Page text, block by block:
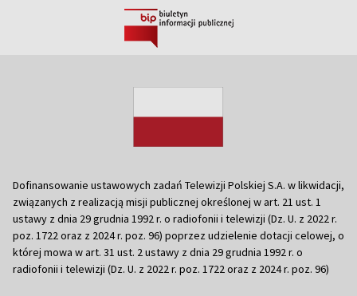
Dofinansowanie ustawowych zadań Telewizji Polskiej S.A. w likwidacji,
związanych z realizacją misji publicznej określonej w art. 21 ust. 1
ustawy z dnia 29 grudnia 1992 r. o radiofonii i telewizji (Dz. U. z 2022 r.
poz. 1722 oraz z 2024 r. poz. 96) poprzez udzielenie dotacji celowej, o
której mowa w art. 31 ust. 2 ustawy z dnia 29 grudnia 1992 r. o
radiofonii i telewizji (Dz. U. z 2022 r. poz. 1722 oraz z 2024 r. poz. 96)